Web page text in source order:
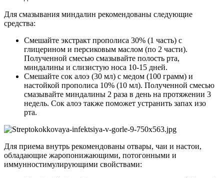
Для смазывания миндалин рекомендованы следующие
средства:
Смешайте экстракт прополиса 30% (1 часть) с
глицерином и персиковым маслом (по 2 части).
Полученной смесью смазывайте полость рта,
миндалины и слизистую носа 10-15 дней.
Смешайте сок алоэ (30 мл) с медом (100 грамм) и
настойкой прополиса 10% (10 мл). Полученной смесью
смазывайте миндалины 2 раза в день на протяжении 3
недель. Сок алоэ также поможет устранить запах изо
рта.
Для приема внутрь рекомендованы отвары, чаи и настои,
обладающие жаропонижающими, потогонными и
иммунностимулирующими свойствами: